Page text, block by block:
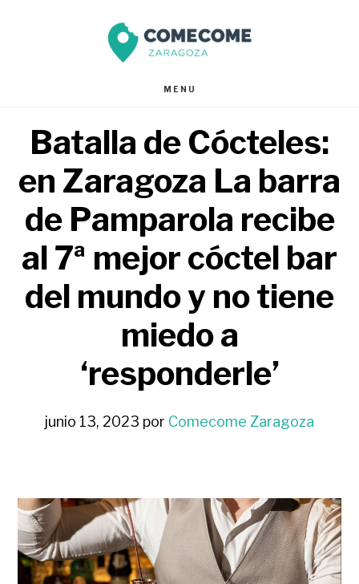
página
MENU
Batalla de Cócteles:
en Zaragoza La barra
de Pamparola recibe
al 7ª mejor cóctel bar
del mundo y no tiene
miedo a
‘responderle’
junio 13, 2023 por Comecome Zaragoza